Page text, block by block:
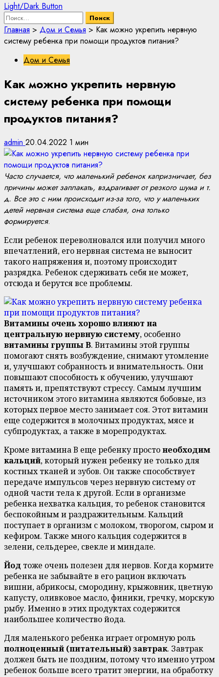
Light/Dark Button
Найти:
Главная > Дом и Семья > Как можно укрепить нервную
систему ребенка при помощи продуктов питания?
Дом и Семья
Как можно укрепить нервную
систему ребенка при помощи
продуктов питания?
admin 20.04.2022 1 мин
Часто случается, что маленький ребенок капризничает, без
причины может заплакать, вздрагивает от резкого шума и т.
д. Все это с ним происходит из-за того, что у маленьких
детей нервная система еще слабая, она только
формируется.
Если ребенок переволновался или получил много
впечатлений, его нервная система не выносит
такого напряжения и, поэтому происходит
разрядка. Ребенок сдерживать себя не может,
отсюда и берутся все проблемы.
Витамины очень хорошо влияют на
центральную нервную систему, особенно
витамины группы В. Витамины этой группы
помогают снять возбуждение, снимают утомление
и, улучшают собранность и внимательность. Они
повышают способность к обучению, улучшают
память и, препятствуют стрессу. Самым лучшим
источником этого витамина являются бобовые, из
которых первое место занимает соя. Этот витамин
еще содержится в молочных продуктах, мясе и
субпродуктах, а также в морепродуктах.
Кроме витамина В еще ребенку простонеобходим
кальций, который нужен ребенку не только для
костных тканей и зубов. Он также способствует
передаче импульсов через нервную систему от
одной части тела к другой. Если в организме
ребенка нехватка кальция, то ребенок становится
беспокойным и раздражительным. Кальций
поступает в организм с молоком, творогом, сыром и
кефиром. Также много кальция содержится в
зелени, сельдерее, свекле и миндале.
Йод тоже очень полезен для нервов. Когда кормите
ребенка не забывайте в его рацион включать
вишни, абрикосы, смородину, крыжовник, цветную
капусту, оливковое масло, финики, гречку, морскую
рыбу. Именно в этих продуктах содержится
наибольшее количество йода.
Для маленького ребенка играет огромную роль
полноценный (питательный) завтрак. Завтрак
должен быть не поздним, потому что именно утром
ребенок больше всего тратит энергии, на обработку